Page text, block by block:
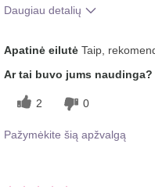
Daugiau detalių
po šio produkto
Apatinė eilutė Taip,
Ar tai buvo jums naudinga?
2 0
Pažymėkite šią apžvalgą